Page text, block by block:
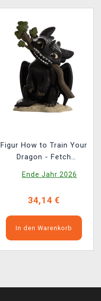
Figur How to Train Your
Dragon - Fetch
How to Train Your
Ende Jahr 2026
34,14 €
In den Warenkorb